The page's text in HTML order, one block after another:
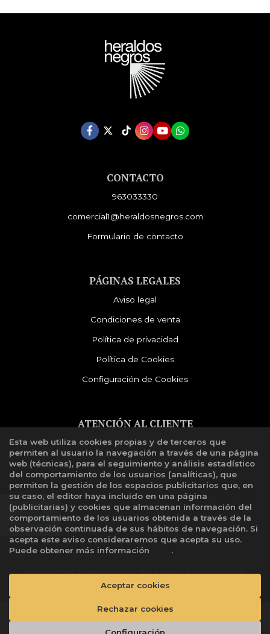
Añadir a mi cesta
CONTACTO
963033330
comercial1@heraldosnegros.com
Formulario de contacto
PÁGINAS LEGALES
Aviso legal
Condiciones de venta
Política de privacidad
Política de Cookies
Configuración de Cookies
ATENCIÓN AL CLIENTE
Quiénes somos
Libro de reclamaciones
2026 ©DISTRIBUIDORA DE LIBROS HERALDOS
. Todos los Derechos Reservados |
Esta web utiliza cookies propias y de terceros que
permiten al usuario la navegación a través de una página
web (técnicas), para el seguimiento y análisis estadístico
del comportamiento de los usuarios (analíticas), que
permiten la gestión de los espacios publicitarios que, en
su caso, el editor haya incluido en una página
(publicitarias) y cookies que almacenan información del
comportamiento de los usuarios obtenida a través de la
observación continuada de sus hábitos de navegación. Si
acepta este aviso consideraremos que acepta su uso.
Puede obtener más información
.
Rechazar cookies
Aceptar cookies